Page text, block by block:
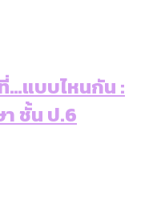
…แบบไหนกัน :
ชั้น ป.6